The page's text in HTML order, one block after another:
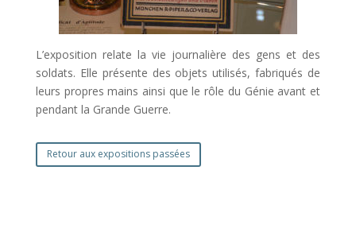
L’exposition relate la vie journalière des gens et des
soldats. Elle présente des objets utilisés, fabriqués de
leurs propres mains ainsi que le rôle du Génie avant et
pendant la Grande Guerre.
Retour aux expositions passées